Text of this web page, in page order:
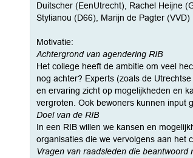
Duitscher (EenUtrecht), Rachel Heijne
Stylianou (D66), Marijn de Pagter
Motivatie:
Achtergrond van agendering RIB
Het college heeft de ambitie om veel
nog achter? Experts (zoals de
en ervaring zicht op mogelijkheden en
vergroten. Ook bewoners kunnen input
Doel van de RIB
In een RIB willen we kansen en
organisaties die we vervolgens aan het
Vragen van raadsleden die beantwoord